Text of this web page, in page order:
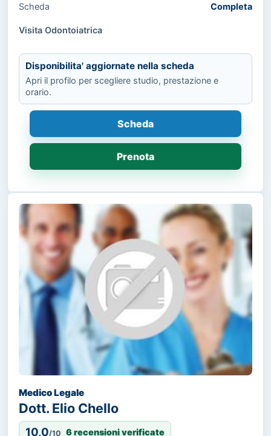
Scheda
Completa
Visita Odontoiatrica
Disponibilita' aggiornate nella scheda
Apri il profilo per scegliere studio, prestazione e
orario.
Scheda
Prenota
Medico Legale
Dott. Elio Chello
10,0/10 6 recensioni verificate